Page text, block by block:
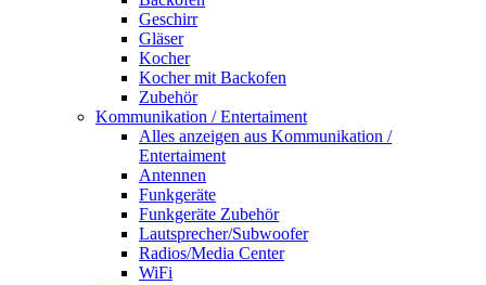
Geschirr
Gläser
Kocher
Kocher mit Backofen
Zubehör
Kommunikation / Entertaiment
Alles anzeigen aus Kommunikation /
Entertaiment
Antennen
Funkgeräte
Funkgeräte Zubehör
Lautsprecher/Subwoofer
Radios/Media Center
WiFi